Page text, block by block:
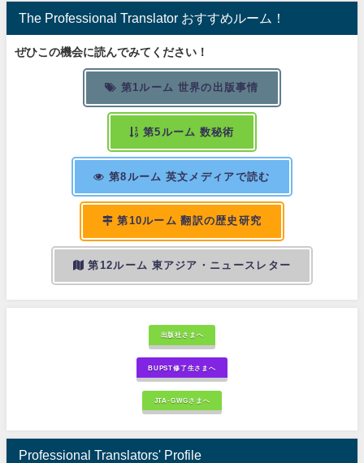
The Professional Translator おすすめルーム！
ぜひこの機会に読んでみてください！
第1ルーム 世界の出版事情
第5ルーム 数秘術
第8ルーム 英文メディアで読む
第10ルーム 翻訳の歴史研究
第12ルーム 東アジア・ニュースレター
出版社さまへ
BUPST修了生さまへ
JTA-GWGさまへ
Professional Translators' Profile